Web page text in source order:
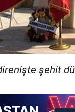
şehit